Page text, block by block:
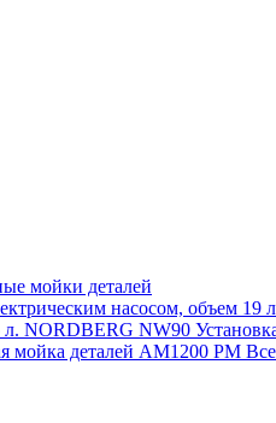
мойки деталей
насосом, объем 19
л. NORDBERG NW90
мойка деталей АМ1200 РМ